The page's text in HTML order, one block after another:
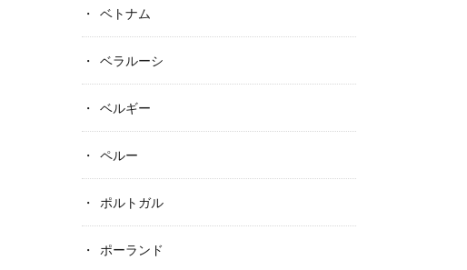
ベトナム
ベラルーシ
ベルギー
ペルー
ポルトガル
ポーランド